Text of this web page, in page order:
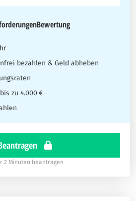
Bewertung
bezahlen & Geld abheben
zu 4.000 €
2 Minuten beantragen